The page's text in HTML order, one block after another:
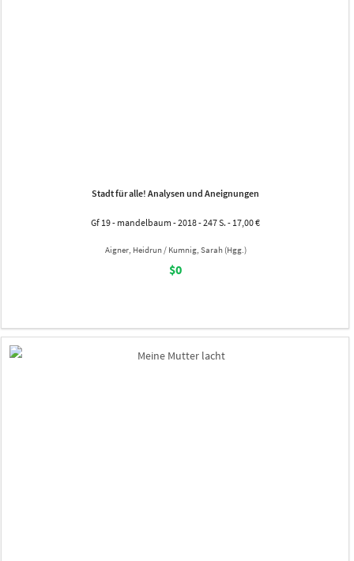
Stadt für alle! Analysen und Aneignungen
Gf 19 - mandelbaum - 2018 - 247 S. - 17,00 €
Aigner, Heidrun / Kumnig, Sarah (Hgg.)
$0